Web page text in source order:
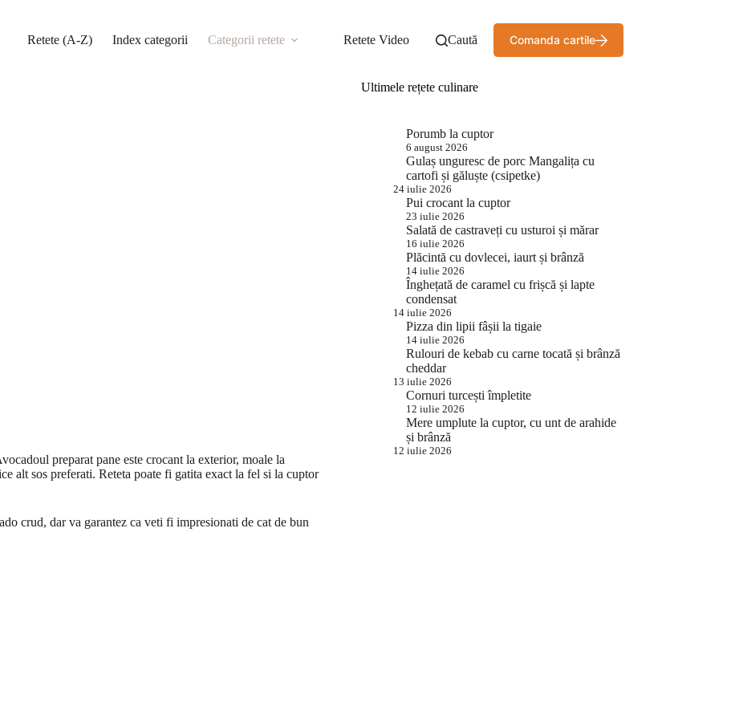
Retete (A-Z) Index categorii Categorii retete Retete Video Caută Comanda cartile
preparat pane este crocant la exterior, moale la
alt sos preferati. Reteta poate fi gatita exact la fel si la cuptor
crud, dar va garantez ca veti fi impresionati de cat de bun
Ultimele rețete culinare
Porumb la cuptor
6 august 2026
Gulaș unguresc de porc Mangalița cu
cartofi și găluște (csipetke)
24 iulie 2026
Pui crocant la cuptor
23 iulie 2026
Salată de castraveți cu usturoi și mărar
16 iulie 2026
Plăcintă cu dovlecei, iaurt și brânză
14 iulie 2026
Înghețată de caramel cu frișcă și lapte
condensat
14 iulie 2026
Pizza din lipii fâșii la tigaie
14 iulie 2026
Rulouri de kebab cu carne tocată și brânză
cheddar
13 iulie 2026
Cornuri turcești împletite
12 iulie 2026
Mere umplute la cuptor, cu unt de arahide
și brânză
12 iulie 2026